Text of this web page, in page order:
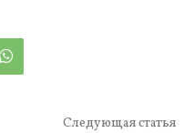
Следующая статья